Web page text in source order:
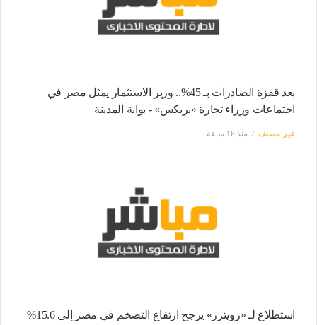
بعد قفزة الصادرات بـ 45%.. وزير الاستثمار يمثل مصر في
اجتماعات وزراء تجارة «بريكس» - بوابة المدينة
غير مصنف منذ 16 ساعة
استطلاع لـ «رويترز» يرجح ارتفاع التضخم في مصر إلى 15.6%